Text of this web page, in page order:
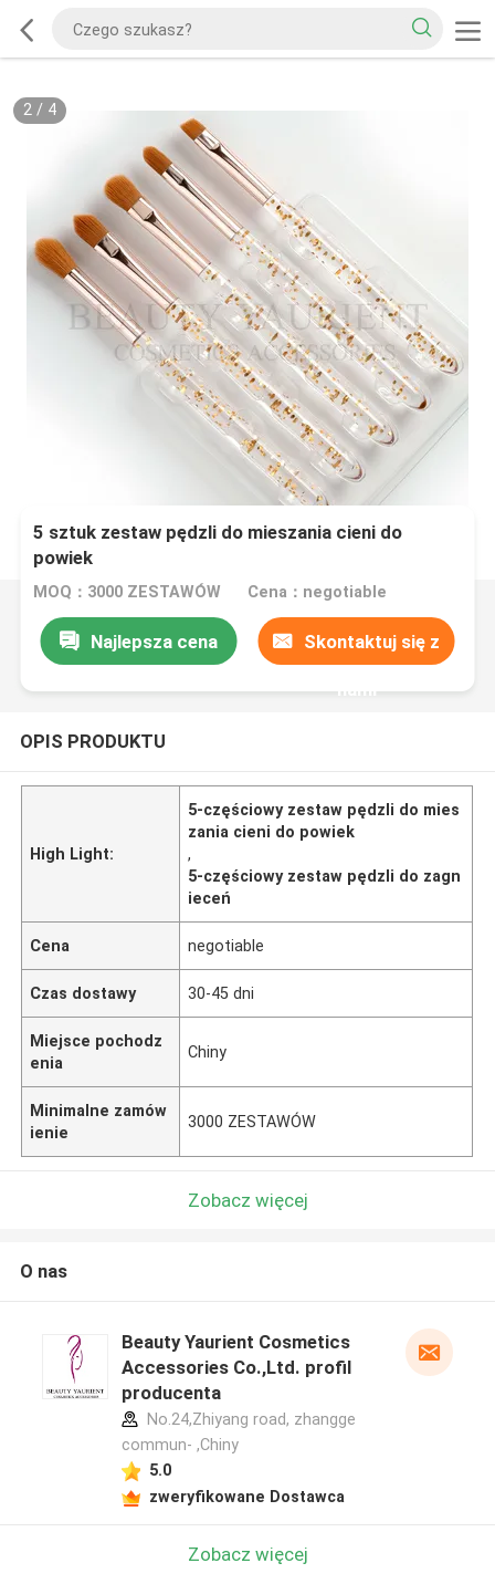
2/ 4
5 sztuk zestaw pędzli do mieszania cieni do
powiek
MOQ：3000 ZESTAWÓW Cena：negotiable
Najlepsza cena Skontaktuj się z
nami
OPIS PRODUKTU
High Light:
5-częściowy zestaw pędzli do mies
zania cieni do powiek
,
5-częściowy zestaw pędzli do zagn
ieceń
Cena negotiable
Czas dostawy 30-45 dni
Miejsce pochodz
enia
Chiny
Minimalne zamów
ienie
3000 ZESTAWÓW
Zobacz więcej
O nas
Beauty Yaurient Cosmetics
Accessories Co.,Ltd. profil
producenta
No.24,Zhiyang road, zhangge
commun- ,Chiny
5.0
zweryfikowane Dostawca
Zobacz więcej